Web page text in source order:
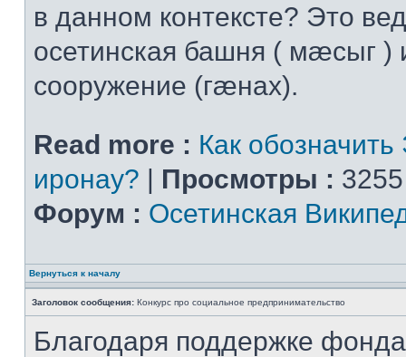
в данном контексте? Это
осетинская башня ( мæсыг )
сооружение (гæнах).
Read more : Как
иронау? | Просмотры :
Форум : Осетинская
Вернуться к началу
Заголовок сообщения: Конкурс про социальное предпринимательство
Благодаря поддержке